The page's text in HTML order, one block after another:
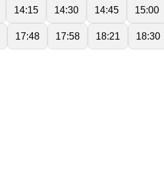
14:15 14:30 14:45 15:00
17:48 17:58 18:21 18:30